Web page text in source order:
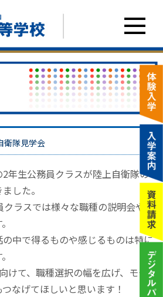
衛隊見学会
年生公務員クラスが陸上自衛隊の
した。
ラスでは様々な職種の説明会や見
中で得るものや感じるものは特に
けて、職種選択の幅を広げ、モチ
なげてほしいと思います！